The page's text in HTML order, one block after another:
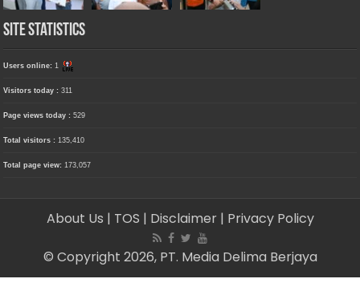
Site Statistics
Users online: 1
Visitors today :311
Page views today :529
Total visitors : 135,410
Total page view: 173,057
About Us | TOS | Disclaimer | Privacy Policy
© Copyright 2026, PT. Media Delima Berjaya